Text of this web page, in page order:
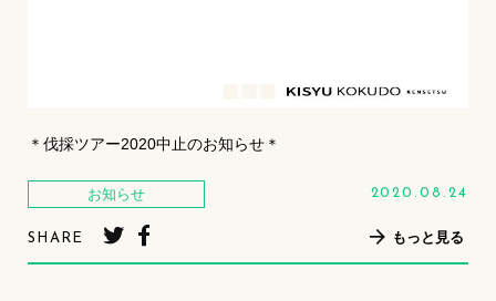
＊伐採ツアー2020中止のお知らせ＊
お知らせ 2020.08.24
SHARE もっと見る